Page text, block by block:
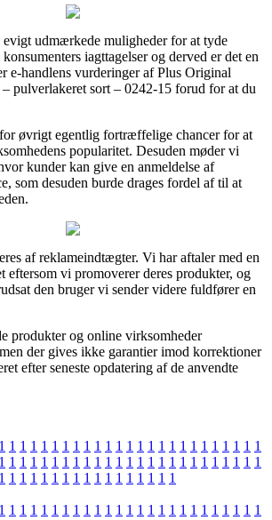
udmærkede muligheder for at tyde
iagttagelser og derved er det en
e-handlens vurderinger af Plus Original
pulverlakeret sort – 0242-15 forud for at du
øvrigt egentlig fortræffelige chancer for at
popularitet. Desuden møder vi
kunder kan give en anmeldelse af
som desuden burde drages fordel af til at
af reklameindtægter. Vi har aftaler med en
eftersom vi promoverer deres produkter, og
den bruger vi sender videre fuldfører en
produkter og online virksomheder
der gives ikke garantier imod korrektioner
efter seneste opdatering af de anvendte
1 1 1 1 1 1 1 1 1 1 1 1 1 1 1 1 1 1 1 1 1 1 1 1 1
1 1 1 1 1 1 1 1 1 1 1 1 1 1 1 1 1 1 1 1 1 1 1 1 1
1 1 1 1 1 1 1 1 1 1 1 1 1 1 1 1 1
1 1 1 1 1 1 1 1 1 1 1 1 1 1 1 1 1 1 1 1 1 1 1 1 1